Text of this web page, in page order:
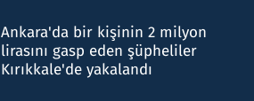
Ankara'da bir kişinin 2 milyon
lirasını gasp eden şüpheliler
Kırıkkale'de yakalandı